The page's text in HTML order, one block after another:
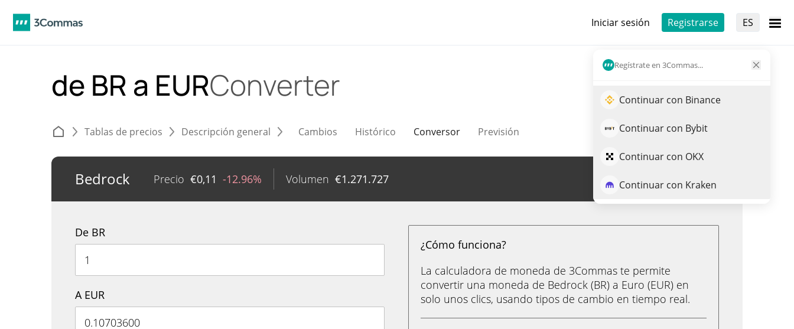
Iniciar sesión Registrarse ES
Regístrate en 3Commas...
Continuar con Binance
Continuar con Bybit
Continuar con OKX
Continuar con Kraken
de BR a EURConverter
Tablas de precios Descripción general Cambios Histórico Conversor Previsión
Bedrock Precio €0,11 -12.96% Volumen €1.271.727 Opera BR
De BR
A EUR
¿Cómo funciona?
La calculadora de moneda de 3Commas te permite
convertir una moneda de Bedrock (BR) a Euro (EUR) en
solo unos clics, usando tipos de cambio en tiempo real.